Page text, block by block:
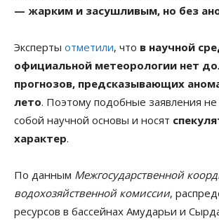
— жарким и засушливым, но без
Эксперты отметили, что в научной
официальной метеорологии нет
прогнозов, предсказывающих
лето. Поэтому подобные заявления
собой научной основы и носят
характер.
По данным Межгосударственной
водохозяйственной комиссии,
ресурсов в бассейнах Амударьи и